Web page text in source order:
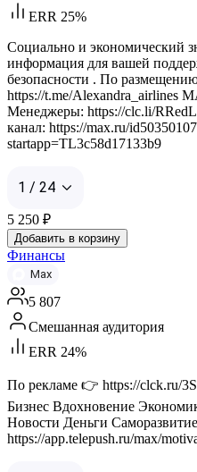
ERR 25%
Социально и экономический
информация для вашей
безопасности . По
https://t.me/Alexandra_airlines
Менеджеры: https://clc.li/
канал: https://max.ru/
startapp=TL3c58d17133b9
1 / 24
5 250 ₽
Добавить в корзину
Финансы
Max
5 807
Смешанная аудитория
ERR 24%
По рекламе 👉 https://clck.ru/
Бизнес Вдохновение
Новости Деньги Саморазвитие
https://app.telepush.ru/max/